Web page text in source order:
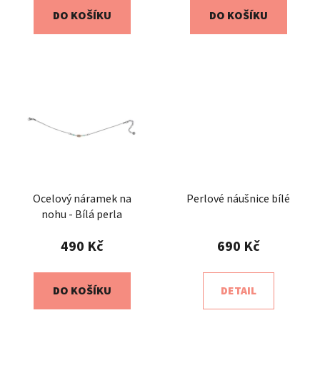
DO KOŠÍKU DO KOŠÍKU
Ocelový náramek na
nohu - Bílá perla
490 Kč
DO KOŠÍKU
Perlové náušnice bílé
690 Kč
DETAIL